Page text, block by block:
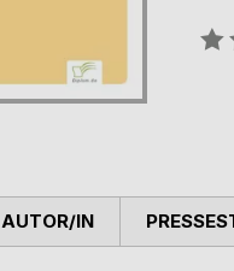
AUTOR/IN